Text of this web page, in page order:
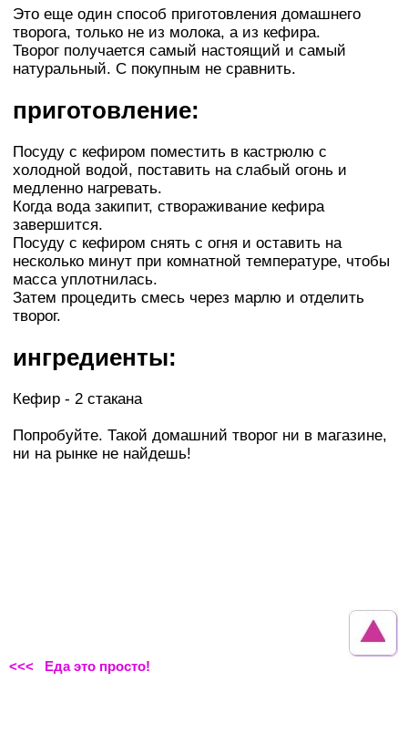
Это еще один способ приготовления домашнего
творога, только не из молока, а из кефира.
Творог получается самый настоящий и самый
натуральный. С покупным не сравнить.
приготовление:
Посуду с кефиром поместить в кастрюлю с
холодной водой, поставить на слабый огонь и
медленно нагревать.
Когда вода закипит, створаживание кефира
завершится.
Посуду с кефиром снять с огня и оставить на
несколько минут при комнатной температуре, чтобы
масса уплотнилась.
Затем процедить смесь через марлю и отделить
творог.
ингредиенты:
Кефир - 2 стакана
Попробуйте. Такой домашний творог ни в магазине,
ни на рынке не найдешь!
<<< Еда это просто!